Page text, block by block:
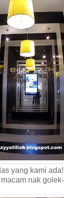
yang kami
nak